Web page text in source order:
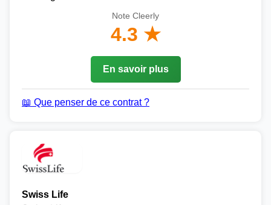
Note Cleerly
4.3 ★
En savoir plus
📖 Que penser de ce contrat ?
Swiss Life